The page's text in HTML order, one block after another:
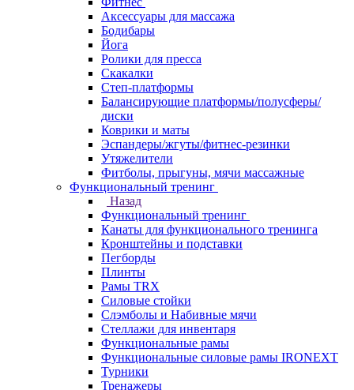
Аксессуары для массажа
Бодибары
Йога
Ролики для пресса
Скакалки
Степ-платформы
Балансирующие платформы/полусферы/
диски
Коврики и маты
Эспандеры/жгуты/фитнес-резинки
Утяжелители
Фитболы, прыгуны, мячи массажные
Функциональный тренинг
Назад
Функциональный тренинг
Канаты для функционального тренинга
Кронштейны и подставки
Пегборды
Плинты
Рамы TRX
Силовые стойки
Слэмболы и Набивные мячи
Стеллажи для инвентаря
Функциональные рамы
Функциональные силовые рамы IRONEXT
Турники
Тренажеры